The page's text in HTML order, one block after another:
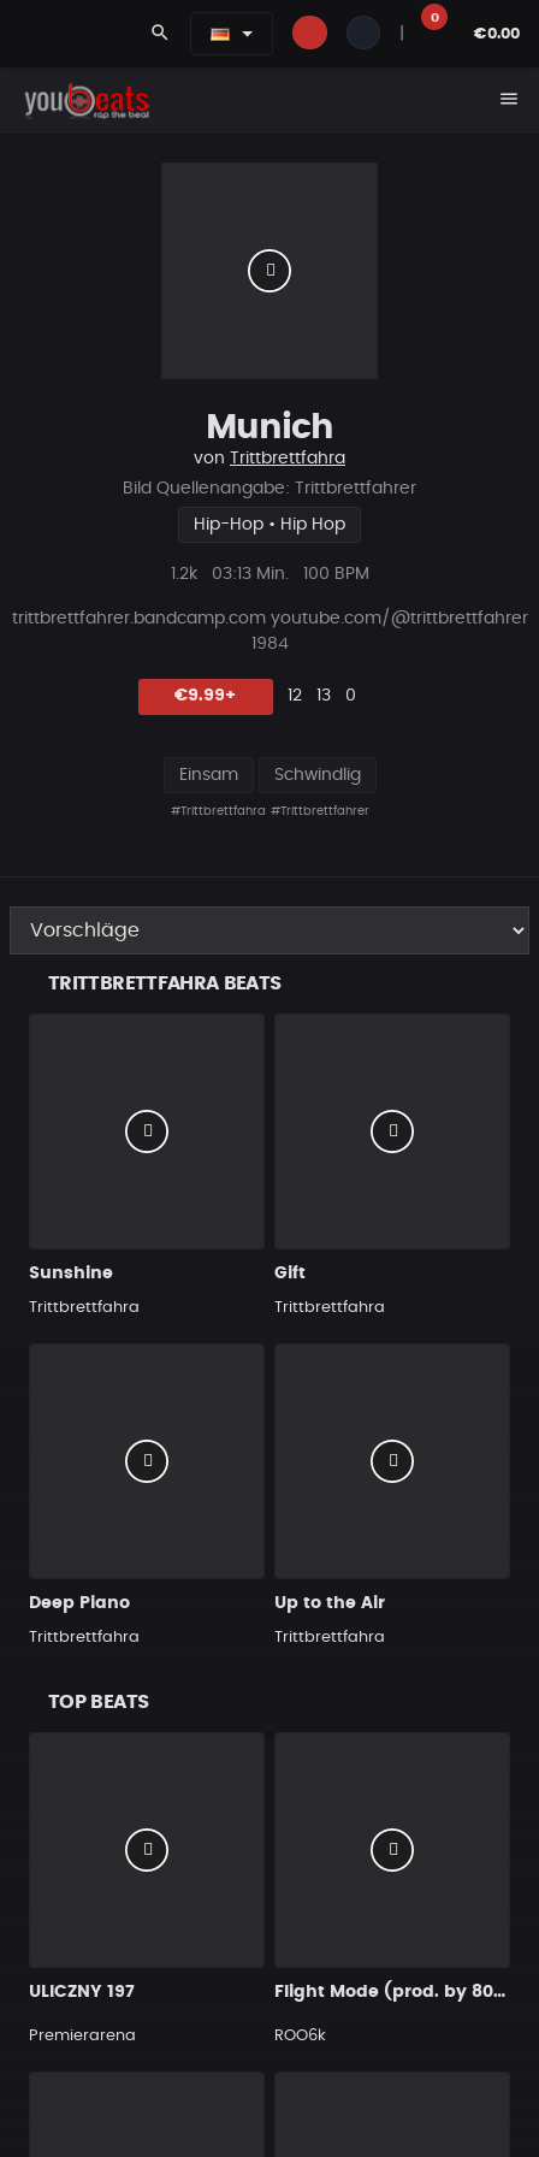
search
0
€0.00
menu
Munich
von
Trittbrettfahra
Bild Quellenangabe: Trittbrettfahrer
Hip-Hop • Hip Hop
Plays
1.2k
Beat
03:13 Min. 100 BPM
trittbrettfahrer.bandcamp.com youtube.com/@trittbrettfahrer
1984
€9.99+ Likes
12
Vorgeschlagen
13
Kommentare
0
Einsam Schwindlig
#Trittbrettfahra #Trittbrettfahrer
TRITTBRETTFAHRA BEATS
Sunshine
Trittbrettfahra
Gift
Trittbrettfahra
Deep Piano
Trittbrettfahra
Up to the Air
Trittbrettfahra
TOP BEATS
ULICZNY 197
Premierarena
Flight Mode (prod. by 808roo)
ROO6k